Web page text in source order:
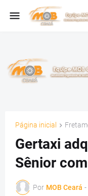
Página inicial
Gertaxi
Sênior
Por MOB Ceará -